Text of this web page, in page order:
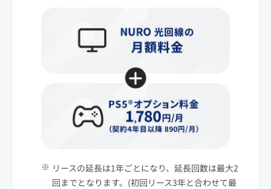
リースの延長は1年ごとになり、延長回数は最大2
回までとなります。(初回リース3年と合わせて最